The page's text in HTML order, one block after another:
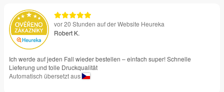
vor 20 Stunden auf der Website Heureka
Robert K.
Ich werde auf jeden Fall wieder bestellen – einfach super! Schnelle
Lieferung und tolle Druckqualität
Automatisch übersetzt aus